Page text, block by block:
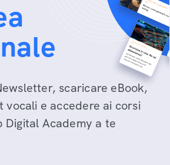
scaricare eBook,
vocali e accedere ai corsi
Digital Academy a te